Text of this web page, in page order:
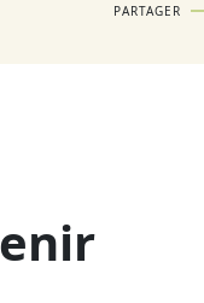
PARTAGER